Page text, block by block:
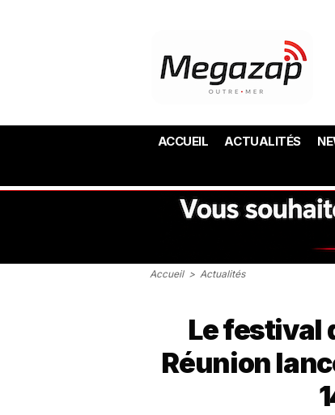
ACCUEIL ACTUALITÉS
Accueil > Actualités
Le festival
Réunion